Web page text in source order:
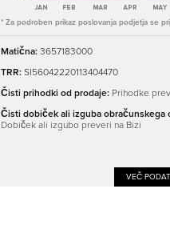
* Za podroben prikaz poslovanja podjetja se
Matična:3657183000
TRR:SI56042220113404470
Čisti prihodki od prodaje: Prihodke
Čisti dobiček ali izguba obračunskega
Dobiček ali izgubo preveri na Bizi
VEČ